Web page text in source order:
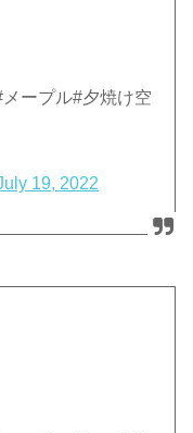
メープル#夕焼け空
19, 2022